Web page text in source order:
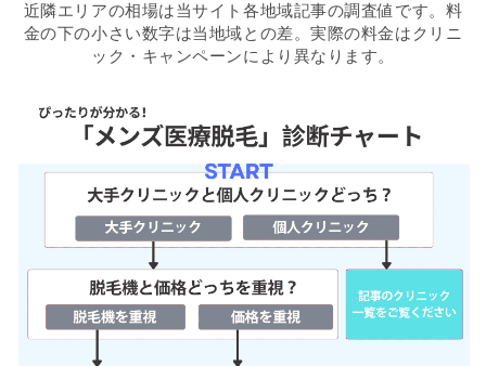
近隣エリアの相場は当サイト各地域記事の調査値です。料
金の下の小さい数字は当地域との差。実際の料金はクリニ
ック・キャンペーンにより異なります。